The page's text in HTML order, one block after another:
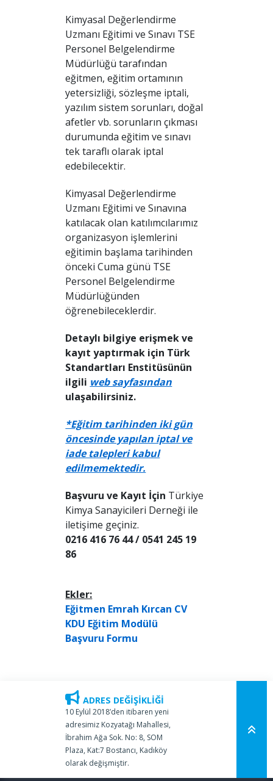
Kimyasal Değerlendirme
Uzmanı Eğitimi ve Sınavı TSE
Personel Belgelendirme
Müdürlüğü tarafından
eğitmen, eğitim ortamının
yetersizliği, sözleşme iptali,
yazılım sistem sorunları, doğal
afetler vb. sorunların çıkması
durumunda eğitim ve sınavı
tek taraflı olarak iptal
edebilecektir.
Kimyasal Değerlendirme
Uzmanı Eğitimi ve Sınavına
katılacak olan katılımcılarımız
organizasyon işlemlerini
eğitimin başlama tarihinden
önceki Cuma günü TSE
Personel Belgelendirme
Müdürlüğünden
öğrenebileceklerdir.
Detaylı bilgiye erişmek ve
kayıt yaptırmak için Türk
Standartları Enstitüsünün
ilgili web sayfasından
ulaşabilirsiniz.
*Eğitim tarihinden iki gün
öncesinde yapılan iptal ve
iade talepleri kabul
edilmemektedir.
Başvuru ve Kayıt İçin Türkiye
Kimya Sanayicileri Derneği ile
iletişime geçiniz.
0216 416 76 44 / 0541 245 19
86
Ekler:
Eğitmen Emrah Kırcan CV
KDU Eğitim Modülü
Başvuru Formu
ADRES DEĞİŞİKLİĞİ
10 Eylül 2018’den itibaren yeni
adresimiz Kozyatağı Mahallesi,
İbrahim Ağa Sok. No: 8, SOM
Plaza, Kat:7 Bostancı, Kadıköy
olarak değişmiştir.